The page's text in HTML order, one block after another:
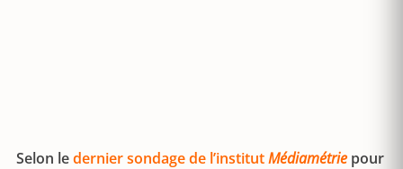
Selon ledernier sondage de l’institutMédiamétrie pour